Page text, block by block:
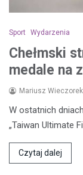
Sport Wydarzenia
Chełmski
medale na
Mariusz Wieczorek
W ostatnich
„Taiwan Ultimate
Czytaj dalej